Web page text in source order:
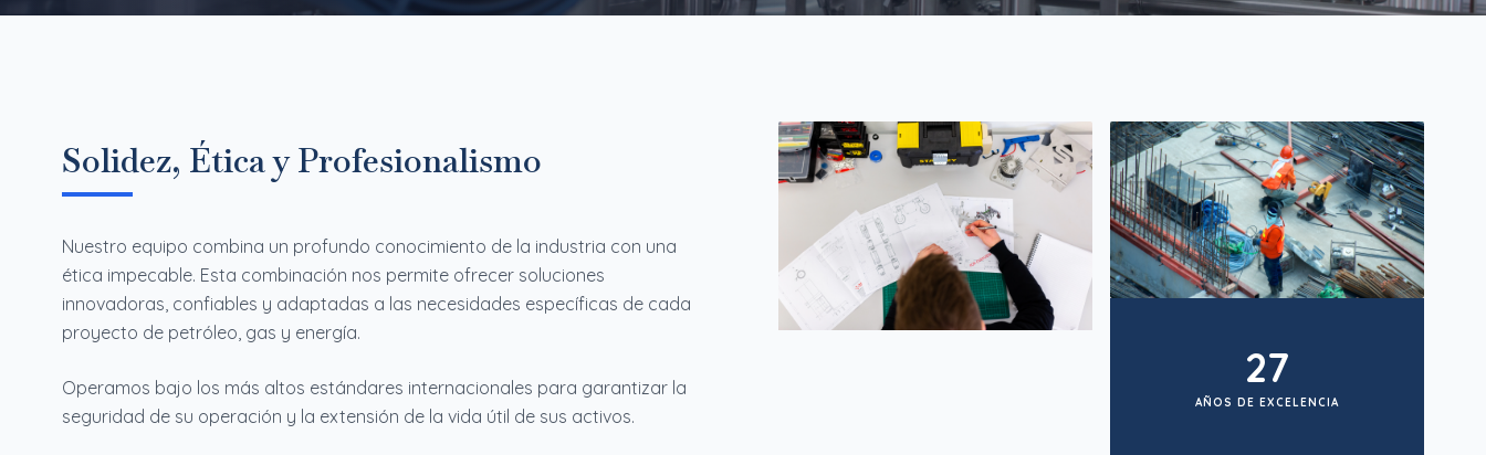
Solidez, Ética y Profesionalismo
Nuestro equipo combina un profundo conocimiento de la industria con una
ética impecable. Esta combinación nos permite ofrecer soluciones
innovadoras, confiables y adaptadas a las necesidades específicas de cada
proyecto de petróleo, gas y energía.
Operamos bajo los más altos estándares internacionales para garantizar la
seguridad de su operación y la extensión de la vida útil de sus activos.
27
AÑOS DE EXCELENCIA